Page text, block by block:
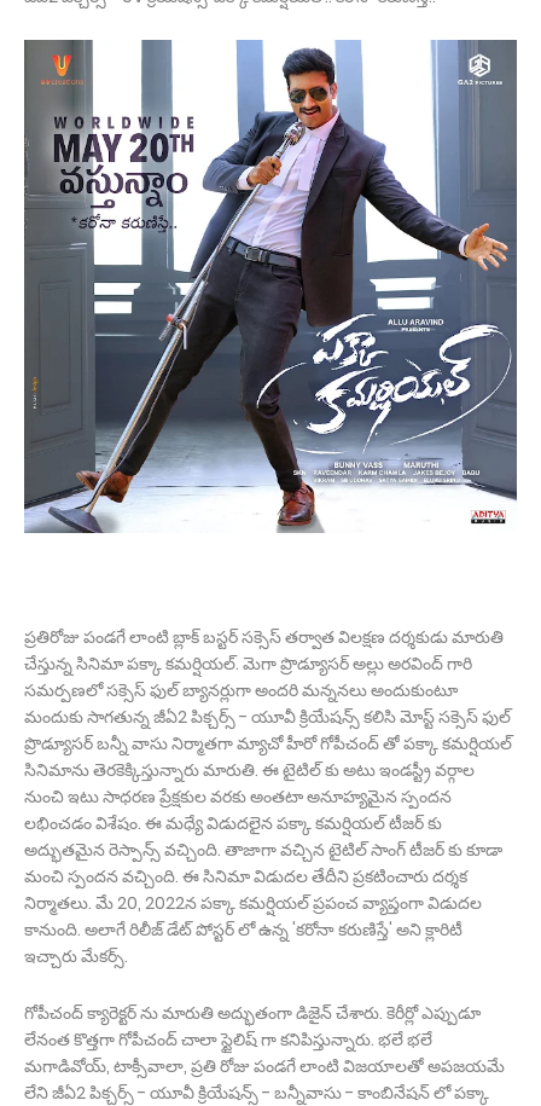
ప్ర‌తిరోజు పండ‌గే లాంటి బ్లాక్ బ‌స్ట‌ర్ స‌క్సెస్ తర్వాత విల‌క్ష‌ణ ద‌ర్శ‌కుడు మారుతి
చేస్తున్న సినిమా పక్కా కమర్షియల్. మెగా ప్రొడ్యూస‌ర్ అల్లు అరవింద్ గారి
స‌మ‌ర్ప‌ణ‌లో స‌క్సెస్ ఫుల్ బ్యాన‌ర్లుగా అంద‌రి మ‌న్న‌న‌లు అందుకుంటూ
మందుకు సాగ‌తున్న జీఏ2 పిక్చ‌ర్స్ - యూవీ క్రియేష‌న్స్ క‌లిసి మోస్ట్ స‌క్సెస్ ఫుల్
ప్రొడ్యూస‌ర్ బ‌న్నీ వాసు నిర్మాత‌గా మ్యాచో హీరో గోపీచంద్ తో పక్కా కమర్షియల్
సినిమాను తెరకెక్కిస్తున్నారు మారుతి. ఈ టైటిల్ కు అటు ఇండ‌స్ట్రీ వ‌ర్గాల
నుంచి ఇటు సాధ‌ర‌ణ ప్రేక్షకుల వ‌రకు అంతటా అనూహ్య‌మైన స్పంద‌న
ల‌భించ‌డం విశేషం. ఈ మధ్యే విడుదలైన పక్కా కమర్షియల్ టీజర్ కు
అద్భుతమైన రెస్పాన్స్ వచ్చింది. తాజాగా వచ్చిన టైటిల్ సాంగ్ టీజర్ కు కూడా
మంచి స్పందన వచ్చింది. ఈ సినిమా విడుదల తేదీని ప్రకటించారు దర్శక
నిర్మాతలు. మే 20, 2022న పక్కా కమర్షియల్ ప్రపంచ వ్యాప్తంగా విడుదల
కానుంది. అలాగే రిలీజ్ డేట్ పోస్టర్ లో ఉన్న 'కరోనా కరుణిస్తే' అని క్లారిటీ
ఇచ్చారు మేకర్స్.
గోపీచంద్ క్యారెక్టర్ ను మారుతి అద్భుతంగా డిజైన్ చేశారు. కెరీర్లో ఎప్పుడూ
లేనంత కొత్తగా గోపీచంద్ చాలా స్టైలిష్ గా కనిపిస్తున్నారు. భలే భలే
మగాడివోయ్, టాక్సీవాలా, ప్రతి రోజు పండగే లాంటి విజయాలతో అపజయమే
లేని జీఏ2 పిక్చ‌ర్స్ - యూవీ క్రియేష‌న్స్ - బ‌న్నీవాసు - కాంబినేష‌న్ లో పక్కా